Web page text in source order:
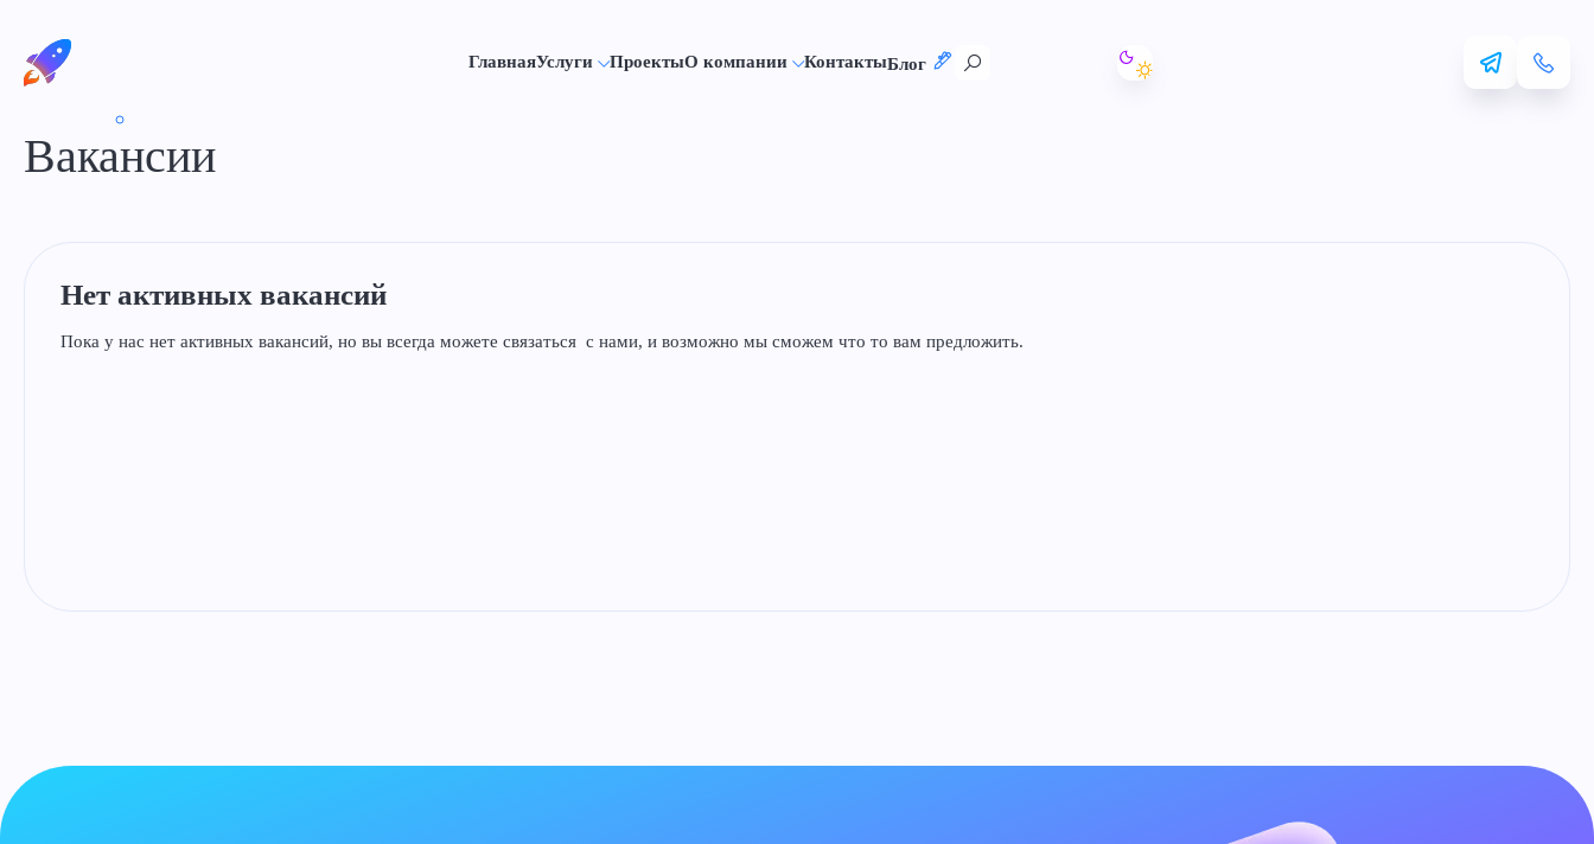
ГлавнаяУслуги ПроектыО компании КонтактыБлог
Вакансии
Нет активных вакансий
Пока у нас нет активных вакансий, но вы всегда можете связаться с нами, и возможно мы сможем что то вам предложить.